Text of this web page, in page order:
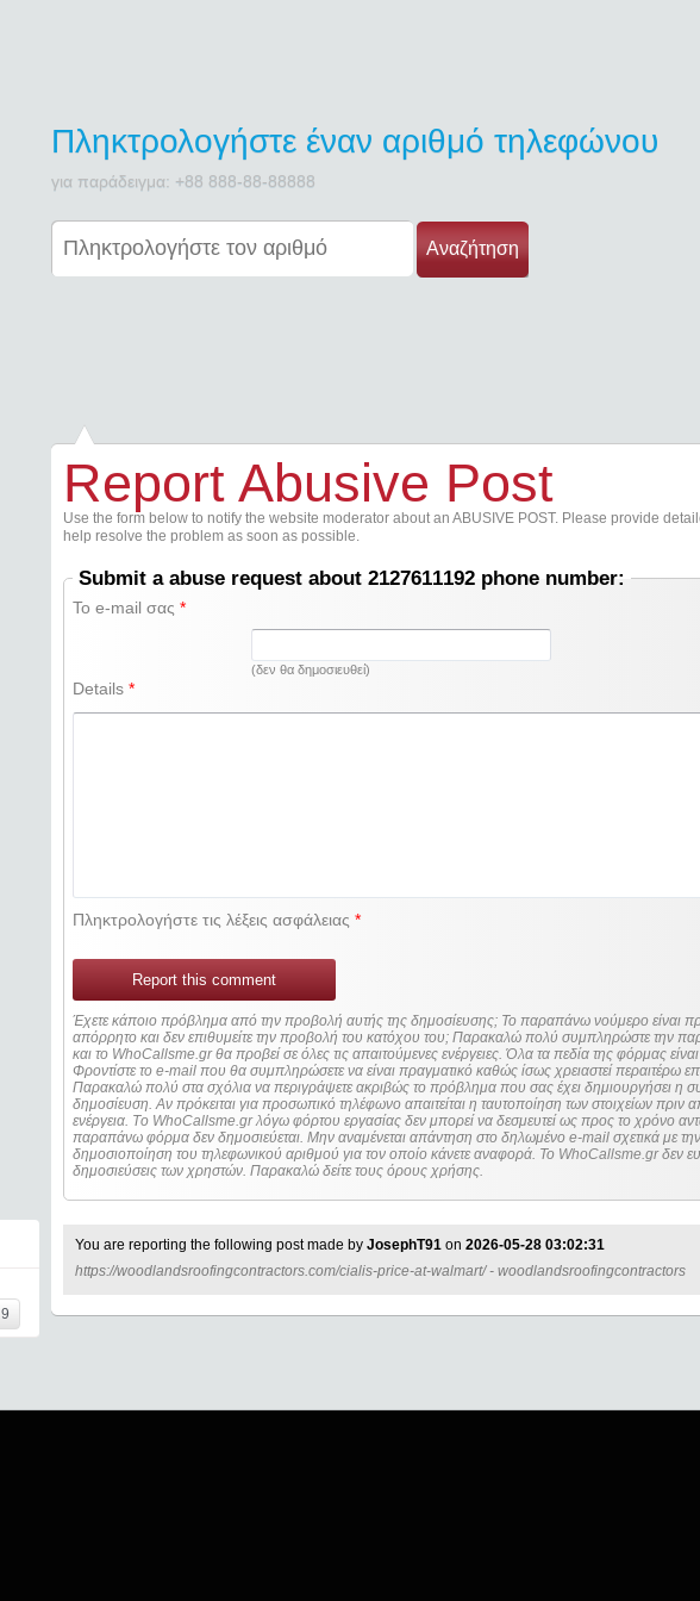
Πληκτρολογήστε έναν αριθμό τηλεφώνου
για παράδειγμα: +88 888-88-88888
Αναζήτηση
9
Report Abusive Post
Use the form below to notify the website moderator about an ABUSIVE POST. Please provide
help resolve the problem as soon as possible.
Submit a abuse request about 2127611192 phone number:
Το e-mail σας*
(δεν θα δημοσιευθεί)
Details*
Πληκτρολογήστε τις λέξεις ασφάλειας*
Report this comment
Έχετε κάποιο πρόβλημα από την προβολή αυτής της δημοσίευσης; Το παραπάνω νούμερο είναι
απόρρητο και δεν επιθυμείτε την προβολή του κατόχου του; Παρακαλώ πολύ συμπληρώστε την
και το WhoCallsme.gr θα προβεί σε όλες τις απαιτούμενες ενέργειες. Όλα τα πεδία της φόρμας
Φροντίστε το e-mail που θα συμπληρώσετε να είναι πραγματικό καθώς ίσως χρειαστεί περαιτέρω
Παρακαλώ πολύ στα σχόλια να περιγράψετε ακριβώς το πρόβλημα που σας έχει δημιουργήσει η
δημοσίευση. Αν πρόκειται για προσωπικό τηλέφωνο απαιτείται η ταυτοποίηση των στοιχείων πριν από οποιοδήποτε
ενέργεια. Τo WhoCallsme.gr λόγω φόρτου εργασίας δεν μπορεί να δεσμευτεί ως προς το χρόνο
παραπάνω φόρμα δεν δημοσιεύεται. Μην αναμένεται απάντηση στο δηλωμένο e-mail σχετικά με την
δημοσιοποίηση του τηλεφωνικού αριθμού για τον οποίο κάνετε αναφορά. Το WhoCallsme.gr δεν
δημοσιεύσεις των χρηστών. Παρακαλώ δείτε τους όρους χρήσης.
You are reporting the following post made by JosephT91 on 2026-05-28 03:02:31
https://woodlandsroofingcontractors.com/cialis-price-at-walmart/ - woodlandsroofingcontractors